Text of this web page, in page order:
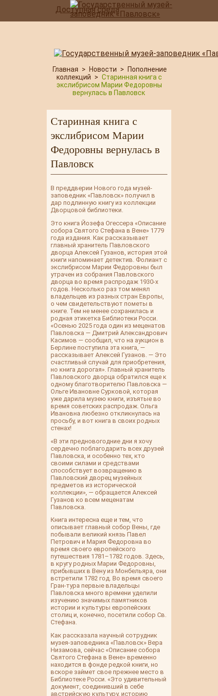
Доступная среда
Главная > Новости >
Пополнение
коллекций > Старинная книга с
экслибрисом Марии Федоровны
вернулась в Павловск
Старинная книга с
экслибрисом Марии
Федоровны вернулась в
Павловск
В преддверии Нового года музей-
заповедник «Павловск» получил в
дар подлинную книгу из коллекции
Дворцовой библиотеки.
Это книга Йозефа Огессера «Описание
собора Святого Стефана в Вене» 1779
года издания. Как рассказывает
главный хранитель Павловского
дворца Алексей Гузанов, история этой
книги напоминает детектив. Фолиант с
экслибрисом Марии Федоровны был
утрачен из собрания Павловского
дворца во время распродаж 1930-х
годов. Несколько раз том менял
владельцев из разных стран Европы,
о чем свидетельствуют пометы в
книге. Тем не менее сохранилась и
родная этикетка Библиотеки Росси.
«Осенью 2025 года один из меценатов
Павловска — Дмитрий Александрович
Касимов — сообщил, что на аукцион в
Берлине поступила эта книга, —
рассказывает Алексей Гузанов. — Это
счастливый случай для приобретения,
но книга дорогая». Главный хранитель
Павловского дворца обратился еще к
одному благотворителю Павловска —
Ольге Ивановне Сурковой, которая
уже дарила музею книги, изъятые во
время советских распродаж. Ольга
Ивановна любезно откликнулась на
просьбу, и вот книга в своих родных
стенах!
«В эти предновогодние дни я хочу
сердечно поблагодарить всех друзей
Павловска, и особенно тех, кто
своими силами и средствами
способствует возвращению в
Павловский дворец музейных
предметов из исторической
коллекции», — обращается Алексей
Гузанов ко всем меценатам
Павловска.
Книга интересна еще и тем, что
описывает главный собор Вены, где
побывали великий князь Павел
Петрович и Мария Федоровна во
время своего европейского
путешествия 1781–1782 годов. Здесь,
в кругу родных Марии Федоровны,
прибывших в Вену из Монбельяра, они
встретили 1782 год. Во время своего
Гран-тура первые владельцы
Павловска много времени уделили
изучению значимых памятников
истории и культуры европейских
столиц и, конечно, посетили собор Св.
Стефана.
Как рассказала научный сотрудник
музея-заповедника «Павловск» Вера
Низамова, сейчас «Описание собора
Святого Стефана в Вене» временно
находится в фонде редкой книги, но
вскоре займет свое прежнее место в
Библиотеке Росси. «Это удивительный
документ, соединивший в себе
австрийскую культуру, историю